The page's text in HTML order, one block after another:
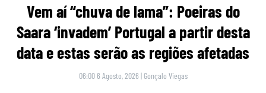
Vem aí “chuva de lama”: Poeiras do
Saara ‘invadem’ Portugal a partir desta
data e estas serão as regiões afetadas
06:00 6 Agosto, 2026 | Gonçalo Viegas